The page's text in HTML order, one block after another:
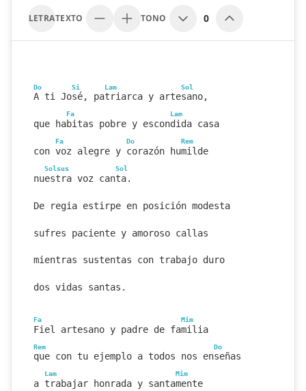
LETRATEXTO TONO 0
Do Si Lam Sol
A ti José, patriarca y artesano,
Fa Lam
que habitas pobre y escondida casa
Fa Do Rem
con voz alegre y corazón humilde
Solsus Sol
nuestra voz canta.
De regia estirpe en posición modesta
sufres paciente y amoroso callas
mientras sustentas con trabajo duro
dos vidas santas.
Fa Mim
Fiel artesano y padre de familia
Rem Do
que con tu ejemplo a todos nos enseñas
Lam Mim
a trabajar honrada y santamente